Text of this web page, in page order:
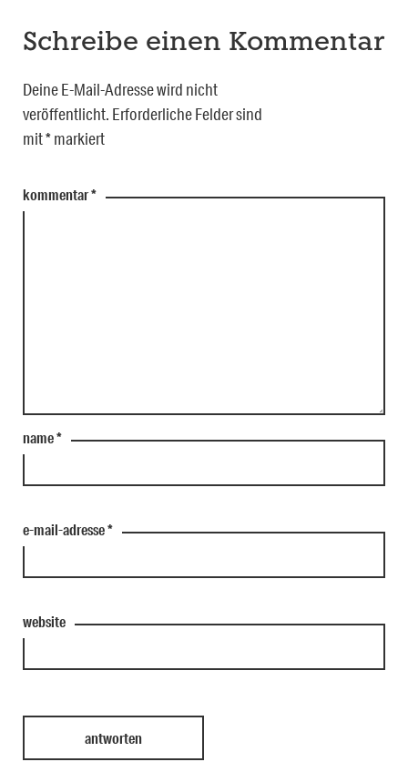
Schreibe einen Kommentar
Deine E-Mail-Adresse wird nicht
veröffentlicht. Erforderliche Felder sind
mit*markiert
kommentar*
name*
e-mail-adresse*
website